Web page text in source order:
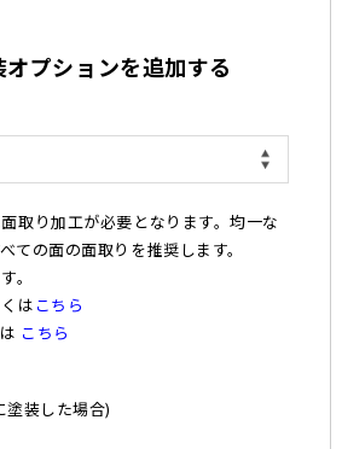
オプションを追加する
取り加工が必要となります。均一な
ての面の面取りを推奨します。
。
は こちら
こちら
装した場合)